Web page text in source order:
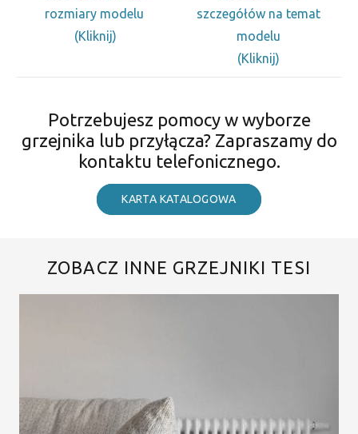
rozmiary modelu
(Kliknij)
szczegółów na temat
modelu
(Kliknij)
Potrzebujesz pomocy w wyborze
grzejnika lub przyłącza? Zapraszamy do
kontaktu telefonicznego.
KARTA KATALOGOWA
ZOBACZ INNE GRZEJNIKI TESI